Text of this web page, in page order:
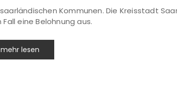
Kommunen. Die Kreisstadt
eine Belohnung aus.
mehr lesen